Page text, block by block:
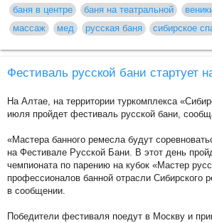
баня в центре
баня на театральной
массаж
мед русская баня сибирское
Фестиваль русской бани стартует
На Алтае, на территории туркомплекса
июля пройдет фестиваль русской бани,
«Мастера банного ремесла будут
на Фестивале Русской Бани. В этот день
чемпионата по парению на кубок «Мастер
профессионалов банной отрасли Сибирского
в сообщении.
Победители фестиваля поедут в Москву и